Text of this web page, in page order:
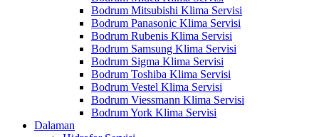
Bodrum Mitsubishi Klima Servisi
Bodrum Panasonic Klima Servisi
Bodrum Rubenis Klima Servisi
Bodrum Samsung Klima Servisi
Bodrum Sigma Klima Servisi
Bodrum Toshiba Klima Servisi
Bodrum Vestel Klima Servisi
Bodrum Viessmann Klima Servisi
Bodrum York Klima Servisi
Dalaman